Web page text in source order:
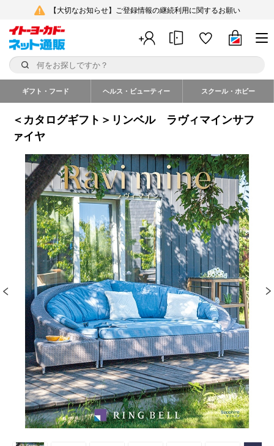
【大切なお知らせ】ご登録情報の継続利用に関するお願い
ギフト・フード ヘルス・ビューティー スクール・ホビー
＜カタログギフト＞リンベル ラヴィマインサフ
ァイヤ